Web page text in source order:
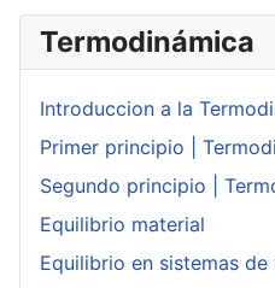
Termodinámica
Introduccion a la
Primer principio |
Segundo principio |
Equilibrio material
Equilibrio en sistemas